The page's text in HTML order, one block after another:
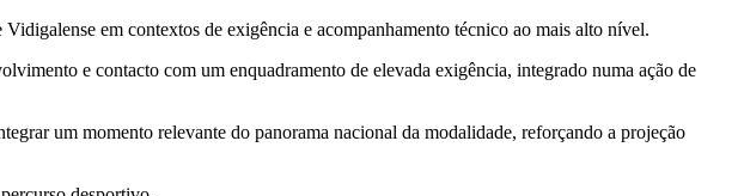
em contextos de exigência e acompanhamento técnico ao mais alto nível.
e contacto com um enquadramento de elevada exigência, integrado numa ação de
um momento relevante do panorama nacional da modalidade, reforçando a projeção